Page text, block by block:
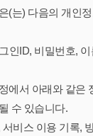
은(는) 다음의 개인
인ID, 비밀번호, 이
에서 아래와 같은
수 있습니다.
서비스 이용 기록,